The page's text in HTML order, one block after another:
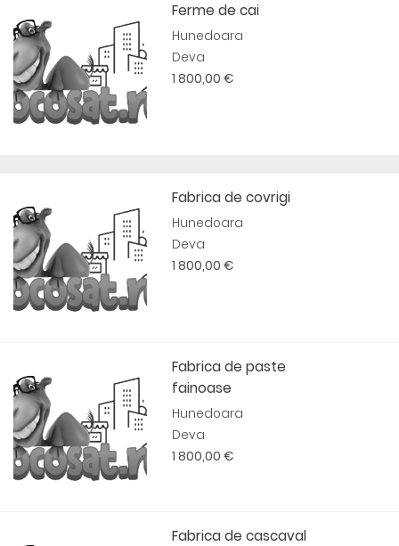
Ferme de cai
Hunedoara
Deva
1 800,00 €
Fabrica de covrigi
Hunedoara
Deva
1 800,00 €
Fabrica de paste
fainoase
Hunedoara
Deva
1 800,00 €
Fabrica de cascaval